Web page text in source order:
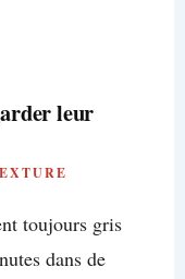
leur
toujours gris
dans de